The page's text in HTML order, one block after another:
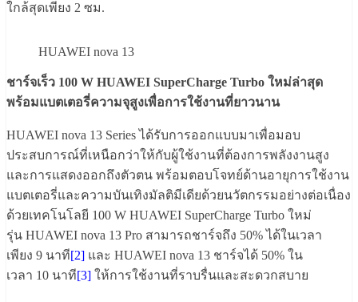
ใกล้สุดเพียง 2 ซม.
HUAWEI nova 13
ชาร์จเร็ว 100 W HUAWEI SuperCharge Turbo ใหม่ล่าสุด
พร้อมแบตเตอรี่ความจุสูงเพื่อการใช้งานที่ยาวนาน
HUAWEI nova 13 Series ได้รับการออกแบบมาเพื่อมอบ
ประสบการณ์ที่เหนือกว่าให้กับผู้ใช้งานที่ต้องการพลังงานสูง
และการแสดงออกถึงตัวตน พร้อมตอบโจทย์ด้านอายุการใช้งาน
แบตเตอรี่และความบันเทิงมัลติมีเดียด้วยนวัตกรรมอย่างต่อเนื่อง
ด้วยเทคโนโลยี 100 W HUAWEI SuperCharge Turbo ใหม่
รุ่น HUAWEI nova 13 Pro สามารถชาร์จถึง 50% ได้ในเวลา
เพียง 9 นาที[2] และ HUAWEI nova 13 ชาร์จได้ 50% ใน
เวลา 10 นาที[3] ให้การใช้งานที่ราบรื่นและสะดวกสบาย